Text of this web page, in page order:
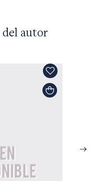
autor